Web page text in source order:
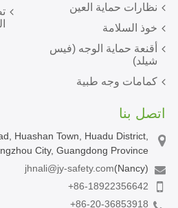
نظارات حماية العين
خوذ السلامة
أقنعة حماية الوجه (فيس
شيلد)
كمامات وجه طبية
اتصل بنا
Huashan Town, Huadu District,
City, Guangdong Province
jhnali@jy-safety.com(Nancy)
+86-18922356642
+86-20-36853918